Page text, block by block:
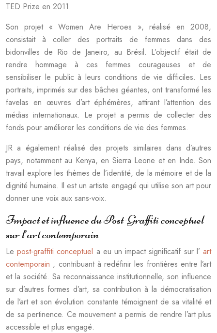
TED Prize en 2011.
Son projet « Women Are Heroes », réalisé en 2008,
consistait à coller des portraits de femmes dans des
bidonvilles de Rio de Janeiro, au Brésil. L’objectif était de
rendre hommage à ces femmes courageuses et de
sensibiliser le public à leurs conditions de vie difficiles. Les
portraits, imprimés sur des bâches géantes, ont transformé les
favelas en œuvres d’art éphémères, attirant l’attention des
médias internationaux. Le projet a permis de collecter des
fonds pour améliorer les conditions de vie des femmes.
JR a également réalisé des projets similaires dans d’autres
pays, notamment au Kenya, en Sierra Leone et en Inde. Son
travail explore les thèmes de l’identité, de la mémoire et de la
dignité humaine. Il est un artiste engagé qui utilise son art pour
donner une voix aux sans-voix.
Impact et influence du Post-Graffiti conceptuel
sur l’art contemporain
Lepost-graffiti conceptuel a eu un impact significatif sur l’art
contemporain , contribuant à redéfinir les frontières entre l’art
et la société. Sa reconnaissance institutionnelle, son influence
sur d’autres formes d’art, sa contribution à la démocratisation
de l’art et son évolution constante témoignent de sa vitalité et
de sa pertinence. Ce mouvement a permis de rendre l’art plus
accessible et plus engagé.